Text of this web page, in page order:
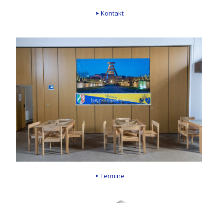
Kontakt
Termine